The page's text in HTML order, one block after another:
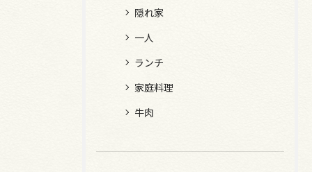
隠れ家
一人
ランチ
家庭料理
牛肉